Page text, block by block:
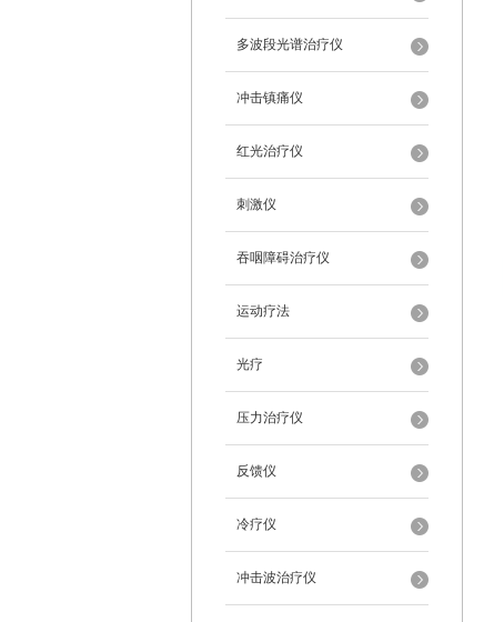
多波段光谱治疗仪
冲击镇痛仪
红光治疗仪
刺激仪
吞咽障碍治疗仪
运动疗法
光疗
压力治疗仪
反馈仪
冷疗仪
冲击波治疗仪